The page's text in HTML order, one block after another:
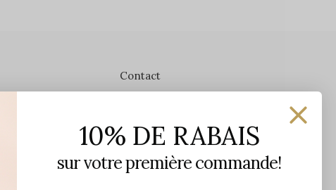
Contact
1650 avenue Jules-Verne, Local 103
G2G 2R1, Québec, Canada
10% DE RABAIS
sur votre première commande!